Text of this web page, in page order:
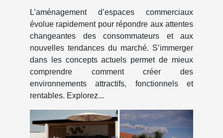
L’aménagement d’espaces commerciaux
évolue rapidement pour répondre aux attentes
changeantes des consommateurs et aux
nouvelles tendances du marché. S’immerger
dans les concepts actuels permet de mieux
comprendre comment créer des
environnements attractifs, fonctionnels et
rentables. Explorez...